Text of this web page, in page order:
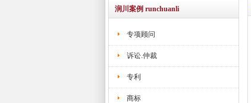
润川案例 runchuanli
专项顾问
诉讼.仲裁
专利
商标